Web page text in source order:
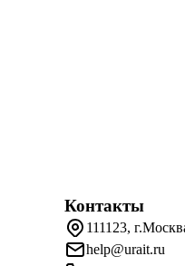
Контакты
111123,
help@urait.ru